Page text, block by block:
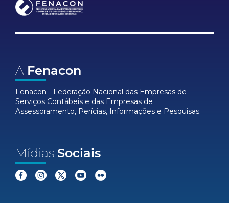
A Fenacon
Fenacon - Federação Nacional das Empresas de
Serviços Contábeis e das Empresas de
Assessoramento, Perícias, Informações e Pesquisas.
Mídias Sociais